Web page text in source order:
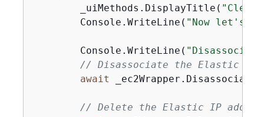
        _uiMethods.DisplayTitle(
"Clean
        Console.WriteLine(
"Now let's
        Console.WriteLine(
// Disassociate the Elastic IP
await
// Delete the Elastic IP